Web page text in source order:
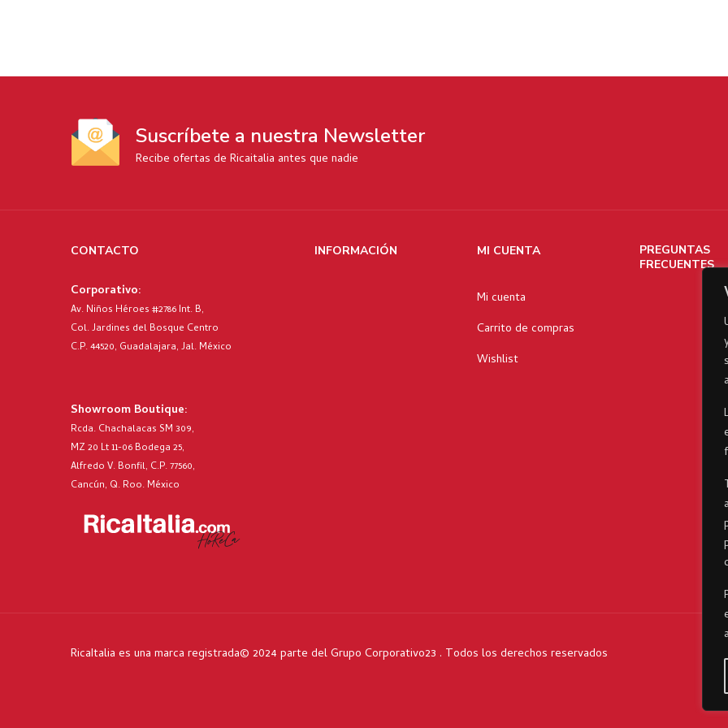
Suscríbete a nuestra Newsletter
Recibe ofertas de Ricaitalia antes que nadie
CONTACTO
Corporativo:
Av. Niños Héroes #2786 Int. B,
Col. Jardines del Bosque Centro
C.P. 44520, Guadalajara, Jal. México
Showroom Boutique:
Rcda. Chachalacas SM 309,
MZ 20 Lt 11-06 Bodega 25,
Alfredo V. Bonfil, C.P. 77560,
Cancún, Q. Roo. México
INFORMACIÓN MI CUENTA
Mi cuenta
Carrito de compras
Wishlist
PREGUNTAS
FRECUENTES
RicaItalia es una marca registrada© 2024 parte del Grupo Corporativo23 . Todos los derechos reservados